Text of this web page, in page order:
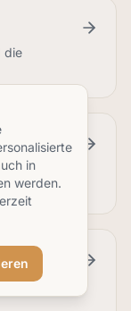
die
—
in
werden.